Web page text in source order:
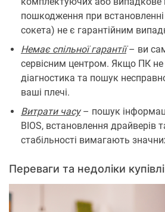
пошкодження при
сокета) не є гарантійним
Немає спільної гарантії– ви
сервісним центром. Якщо ПК
діагностика та пошук
ваші плечі.
Витрати часу– пошук
BIOS, встановлення драйверів
стабільності вимагають
Переваги та недоліки